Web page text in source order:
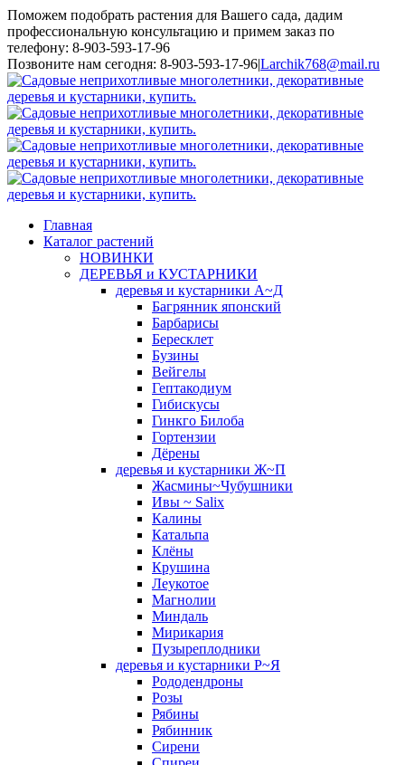
Поможем подобрать растения для Вашего сада, дадим
профессиональную консультацию и примем заказ по
телефону: 8-903-593-17-96
Toggle
SlidingBar
Area
Позвоните нам сегодня: 8-903-593-17-96|Larchik768@mail.ru
Главная
Каталог растений
НОВИНКИ
ДЕРЕВЬЯ и КУСТАРНИКИ
деревья и кустарники А~Д
Багрянник японский
Барбарисы
Бересклет
Бузины
Вейгелы
Гептакодиум
Гибискусы
Гинкго Билоба
Гортензии
Дёрены
деревья и кустарники Ж~П
Жасмины~Чубушники
Ивы ~ Salix
Калины
Катальпа
Клёны
Крушина
Леукотое
Магнолии
Миндаль
Мирикария
Пузыреплодники
деревья и кустарники Р~Я
Рододендроны
Розы
Рябины
Рябинник
Сирени